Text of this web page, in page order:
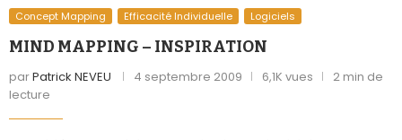
Concept Mapping Efficacité Individuelle Logiciels
MIND MAPPING – INSPIRATION
parPatrick NEVEU 4 septembre 2009 6,1K vues
2 min de
lecture